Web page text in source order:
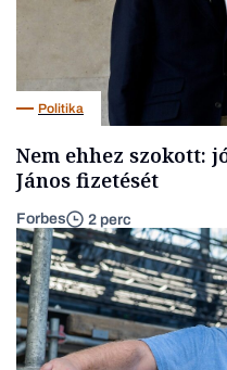
Politika
Nem ehhez szokott:
János fizetését
Forbes 2 perc